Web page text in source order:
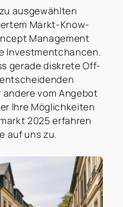
ausgewählten
Markt-Know-
Management
Investmentchancen.
gerade diskrete Off-
vom Angebot
Ihre Möglichkeiten
2025 erfahren
auf uns zu.